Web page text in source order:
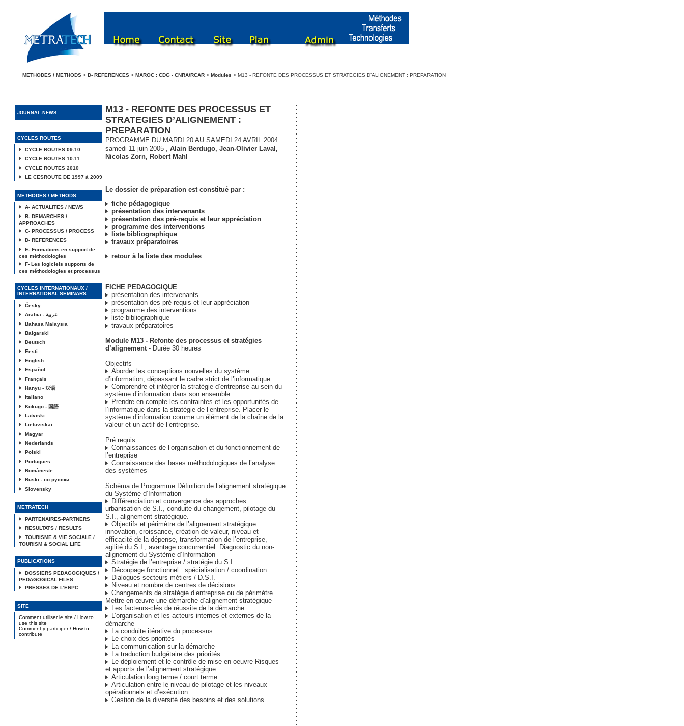
METHODES / METHODS > D- REFERENCES > MAROC : CDG - CNRA/RCAR > Modules > M13 - REFONTE DES PROCESSUS ET STRATEGIES D’ALIGNEMENT : PREPARATION
JOURNAL-NEWS
CYCLES ROUTES
CYCLE ROUTES 09-10
CYCLE ROUTES 10-11
CYCLE ROUTES 2010
LE CESROUTE DE 1997 à 2009
METHODES / METHODS
A- ACTUALITES / NEWS
B- DEMARCHES /
APPROACHES
C- PROCESSUS / PROCESS
D- REFERENCES
E- Formations en support de
ces méthodologies
F- Les logiciels supports de
ces méthodologies et processus
CYCLES INTERNATIONAUX /
INTERNATIONAL SEMINARS
Česky
Arabia - عربية
Bahasa Malaysia
Balgarski
Deutsch
Eesti
English
Español
Français
Hanyu - 汉语
Italiano
Kokugo - 国語
Latviski
Lietuviskai
Magyar
Nederlands
Polski
Portugues
Româneste
Ruski - по русски
Slovensky
METRATECH
PARTENAIRES-PARTNERS
RESULTATS / RESULTS
TOURISME & VIE SOCIALE /
TOURISM & SOCIAL LIFE
PUBLICATIONS
DOSSIERS PEDAGOGIQUES /
PEDAGOGICAL FILES
PRESSES DE L’ENPC
SITE
Comment utiliser le site / How to
use this site
Comment y participer / How to
contribute
M13 - REFONTE DES PROCESSUS ET
STRATEGIES D’ALIGNEMENT :
PREPARATION
PROGRAMME DU MARDI 20 AU SAMEDI 24 AVRIL 2004
samedi 11 juin 2005 , Alain Berdugo, Jean-Olivier Laval ,
Nicolas Zorn, Robert Mahl
Le dossier de préparation est constitué par :
fiche pédagogique
présentation des intervenants
présentation des pré-requis et leur appréciation
programme des interventions
liste bibliographique
travaux préparatoires
retour à la liste des modules
FICHE PEDAGOGIQUE
présentation des intervenants
présentation des pré-requis et leur appréciation
programme des interventions
liste bibliographique
travaux préparatoires
Module M13 - Refonte des processus et stratégies
d’alignement- Durée 30 heures
Objectifs
Aborder les conceptions nouvelles du système
d’information, dépassant le cadre strict de l’informatique.
Comprendre et intégrer la stratégie d’entreprise au sein du
système d’information dans son ensemble.
Prendre en compte les contraintes et les opportunités de
l’informatique dans la stratégie de l’entreprise. Placer le
système d’information comme un élément de la chaîne de la
valeur et un actif de l’entreprise.
Pré requis
Connaissances de l’organisation et du fonctionnement de
l’entreprise
Connaissance des bases méthodologiques de l’analyse
des systèmes
Schéma de Programme Définition de l’alignement stratégique
du Système d’Information
Différenciation et convergence des approches :
urbanisation de S.I., conduite du changement, pilotage du
S.I., alignement stratégique.
Objectifs et périmètre de l’alignement stratégique :
innovation, croissance, création de valeur, niveau et
efficacité de la dépense, transformation de l’entreprise,
agilité du S.I., avantage concurrentiel. Diagnostic du non-
alignement du Système d’Information
Stratégie de l’entreprise / stratégie du S.I.
Découpage fonctionnel : spécialisation / coordination
Dialogues secteurs métiers / D.S.I.
Niveau et nombre de centres de décisions
Changements de stratégie d’entreprise ou de périmètre
Mettre en œuvre une démarche d’alignement stratégique
Les facteurs-clés de réussite de la démarche
L’organisation et les acteurs internes et externes de la
démarche
La conduite itérative du processus
Le choix des priorités
La communication sur la démarche
La traduction budgétaire des priorités
Le déploiement et le contrôle de mise en oeuvre Risques
et apports de l’alignement stratégique
Articulation long terme / court terme
Articulation entre le niveau de pilotage et les niveaux
opérationnels et d’exécution
Gestion de la diversité des besoins et des solutions